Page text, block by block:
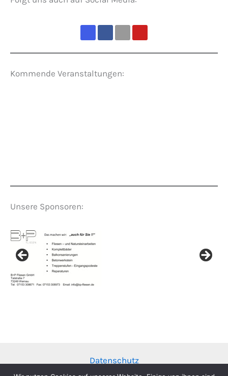
Kommende Veranstaltungen:
Unsere Sponsoren:
Datenschutz